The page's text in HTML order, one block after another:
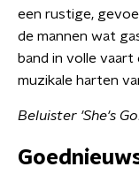
een rustige,
de mannen wat
band in volle
muzikale harten
Beluister 'She's